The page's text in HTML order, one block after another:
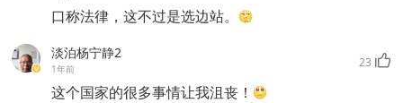
口称法律，这不过是选边站。
淡泊杨宁静2
1年前 23
这个国家的很多事情让我沮丧！